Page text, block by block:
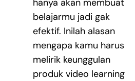
belajarmu jadi gak
efektif. Inilah alasan
mengapa kamu harus
melirik keunggulan
produk video learning